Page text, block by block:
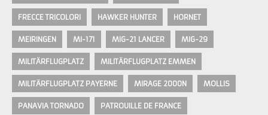
FRECCE TRICOLORI HAWKER HUNTER HORNET
MEIRINGEN MI-171 MIG-21 LANCER MIG-29
MILITÄRFLUGPLATZ MILITÄRFLUGPLATZ EMMEN
MILITÄRFLUGPLATZ PAYERNE MIRAGE 2000N MOLLIS
PANAVIA TORNADO PATROUILLE DE FRANCE